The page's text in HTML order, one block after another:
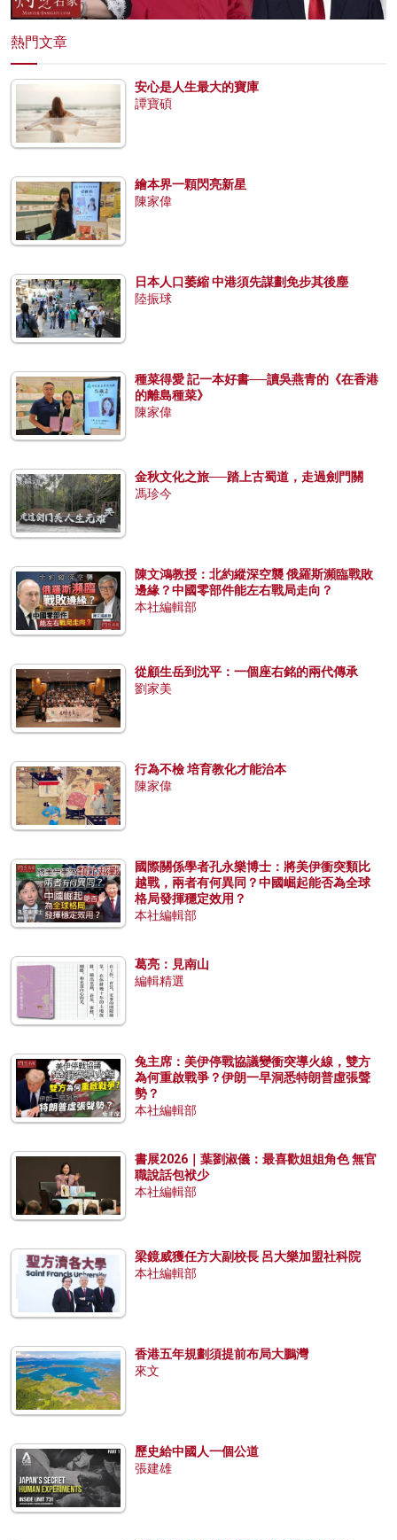
熱門文章
安心是人生最大的寶庫
譚寶碩
繪本界一顆閃亮新星
陳家偉
日本人口萎縮 中港須先謀劃免步其後塵
陸振球
種菜得愛 記一本好書──讀吳燕青的《在香港
的離島種菜》
陳家偉
金秋文化之旅──踏上古蜀道，走過劍門關
馮珍今
陳文鴻教授：北約縱深空襲 俄羅斯瀕臨戰敗
邊緣？中國零部件能左右戰局走向？
本社編輯部
從顧生岳到沈平：一個座右銘的兩代傳承
劉家美
行為不檢 培育教化才能治本
陳家偉
國際關係學者孔永樂博士：將美伊衝突類比
越戰，兩者有何異同？中國崛起能否為全球
格局發揮穩定效用？
本社編輯部
葛亮：見南山
編輯精選
兔主席：美伊停戰協議變衝突導火線，雙方
為何重啟戰爭？伊朗一早洞悉特朗普虛張聲
勢？
本社編輯部
書展2026｜葉劉淑儀：最喜歡姐姐角色 無官
職說話包袱少
本社編輯部
梁鏡威獲任方大副校長 呂大樂加盟社科院
本社編輯部
香港五年規劃須提前布局大鵬灣
來文
歷史給中國人一個公道
張建雄